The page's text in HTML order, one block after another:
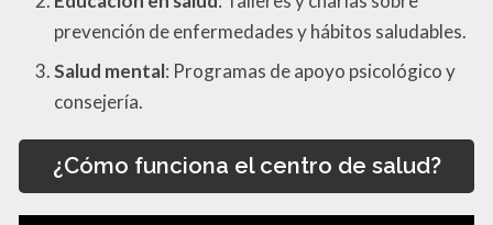
prevención de enfermedades y hábitos saludables.
Salud mental: Programas de apoyo psicológico y
consejería.
¿Cómo funciona el centro de salud?